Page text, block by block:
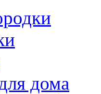
дома